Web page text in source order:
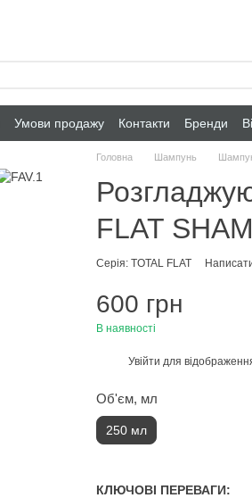
Умови продажу Контакти Бренди
Головна Шампунь
FLAT
Серія: TOTAL FLAT
600 грн
В наявності
Увійти для
Об'єм, мл
250 мл
КЛЮЧОВІ ПЕРЕВАГИ: